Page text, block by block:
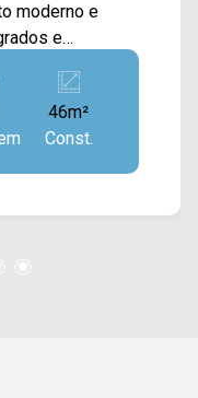
moderno e
e
sendo
conforto,
benefício. A
sala de jantar
à cozinha
A
46m²
Const.